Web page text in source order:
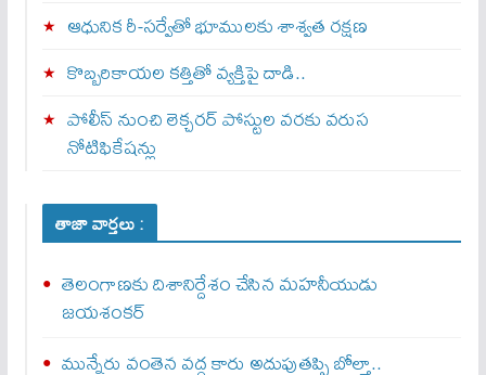
ఆధునిక రీ-సర్వేతో భూములకు శాశ్వత రక్షణ
కొబ్బరికాయల కత్తితో వ్యక్తిపై దాడి..
పోలీస్ నుంచి లెక్చరర్ పోస్టుల వరకు వరుస
నోటిఫికేషన్లు
తాజా వార్తలు :
తెలంగాణకు దిశానిర్దేశం చేసిన మహనీయుడు
జయశంకర్
మున్నేరు వంతెన వద్ద కారు అదుపుతప్పి బోల్తా..